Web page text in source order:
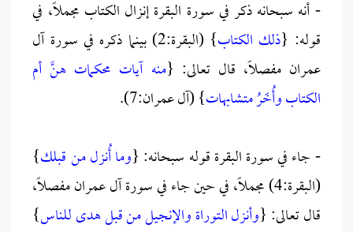
- أنه سبحانه ذكر في سورة البقرة إنزال الكتاب مجملاً، في
قوله: {ذلك الكتاب
} (البقرة:2) بينما ذكره في سورة آل
عمران مفصلاً، قال تعالى: {منه آيات محكمات هنَّ أم
الكتاب وأُخَرُ متشابهات} (آل عمران:7).
- جاء في سورة البقرة قوله سبحانه: {وما أُنزل من قبلك}
(البقرة:4) مجملاً، في حين جاء في سورة آل عمران مفصلاً،
قال تعالى: {وأنزل التوراة والإنجيل من قبل هدى للناس}